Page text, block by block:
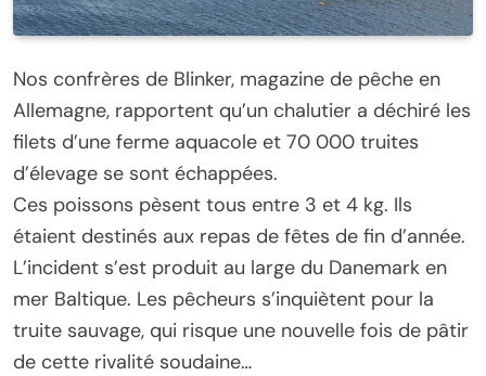
Nos confrères de Blinker, magazine de pêche en
Allemagne, rapportent qu’un chalutier a déchiré les
filets d’une ferme aquacole et 70 000 truites
d’élevage se sont échappées.
Ces poissons pèsent tous entre 3 et 4 kg. Ils
étaient destinés aux repas de fêtes de fin d’année.
L’incident s’est produit au large du Danemark en
mer Baltique. Les pêcheurs s’inquiètent pour la
truite sauvage, qui risque une nouvelle fois de pâtir
de cette rivalité soudaine…